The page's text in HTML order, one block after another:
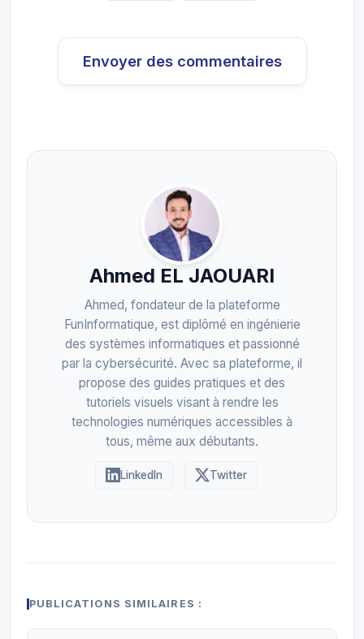
Envoyer des commentaires
Ahmed EL JAOUARI
Ahmed, fondateur de la plateforme
FunInformatique, est diplômé en ingénierie
des systèmes informatiques et passionné
par la cybersécurité. Avec sa plateforme, il
propose des guides pratiques et des
tutoriels visuels visant à rendre les
technologies numériques accessibles à
tous, même aux débutants.
LinkedIn Twitter
PUBLICATIONS SIMILAIRES :